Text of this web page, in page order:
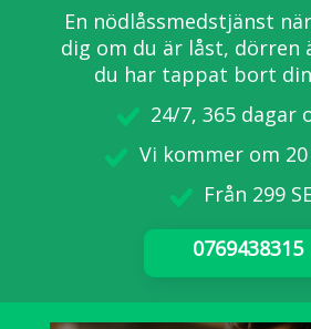
En nödlåssmedstjänst
dig om du är låst, dörren
du har tappat bort
24/7, 365 dagar
Vi kommer om
Från 299
0769438315